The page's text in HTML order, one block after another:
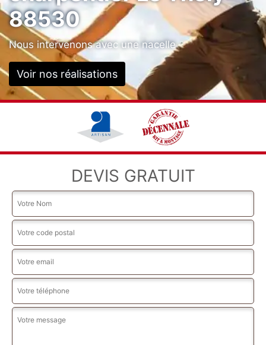
88530
Nous intervenons avec une nacelle
Voir nos réalisations
DEVIS GRATUIT